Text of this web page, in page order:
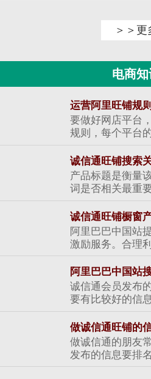
＞＞更
电商知
运营阿里旺铺规
要做好网店平台
规则，每个平台
诚信通旺铺搜索
产品标题是衡量
词是否相关最重
诚信通旺铺橱窗
阿里巴巴中国站
激励服务。合理
阿里巴巴中国站
诚信通会员发布
要有比较好的信
做诚信通旺铺的
做诚信通的朋友
发布的信息要排